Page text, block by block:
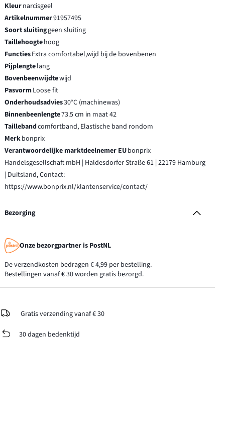
Kleurnarcisgeel
Artikelnummer91957495
Soort sluitinggeen sluiting
Taillehoogtehoog
FunctiesExtra comfortabel,wijd bij de bovenbenen
Pijplengtelang
Bovenbeenwijdtewijd
PasvormLoose fit
Onderhoudsadvies30°C (machinewas)
Binnenbeenlengte73.5 cm in maat 42
Taillebandcomfortband, Elastische band rondom
Merkbonprix
Verantwoordelijke marktdeelnemer EUbonprix
Handelsgesellschaft mbH | Haldesdorfer Straße 61 | 22179 Hamburg
| Duitsland, Contact:
https://www.bonprix.nl/klantenservice/contact/
Bezorging
Onze bezorgpartner is PostNL
De verzendkosten bedragen € 4,99 per bestelling.
Bestellingen vanaf € 30 worden gratis bezorgd.
Gratis verzending vanaf € 30
30 dagen bedenktijd